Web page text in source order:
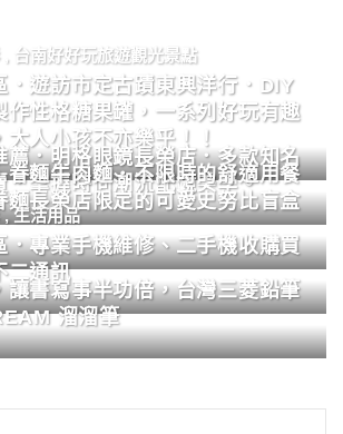
台南好好玩旅遊觀光景點
．遊訪市定古蹟東興洋行．DIY
作性格糖果罐，一系列好玩有趣
大人小孩不亦樂乎！！
薦．明格眼鏡長榮店．多款知名
．掌握時尚潮流配鏡美學。
眷麵牛肉麵．不限時的舒適用餐
麵長榮店限定的可愛史努比盲盒
,生活用品
．專業手機維修、二手機收購買
二通訊
讓書寫事半功倍，台灣三菱鉛筆
溜溜筆